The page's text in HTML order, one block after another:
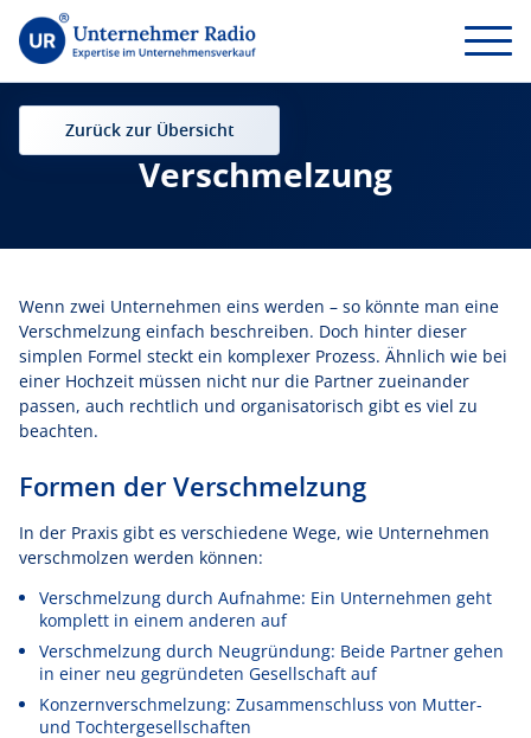
Zurück zur Übersicht
Verschmelzung
Wenn zwei Unternehmen eins werden – so könnte man eine
Verschmelzung einfach beschreiben. Doch hinter dieser
simplen Formel steckt ein komplexer Prozess. Ähnlich wie bei
einer Hochzeit müssen nicht nur die Partner zueinander
passen, auch rechtlich und organisatorisch gibt es viel zu
beachten.
Formen der Verschmelzung
In der Praxis gibt es verschiedene Wege, wie Unternehmen
verschmolzen werden können:
Verschmelzung durch Aufnahme: Ein Unternehmen geht
komplett in einem anderen auf
Verschmelzung durch Neugründung: Beide Partner gehen
in einer neu gegründeten Gesellschaft auf
Konzernverschmelzung: Zusammenschluss von Mutter-
und Tochtergesellschaften